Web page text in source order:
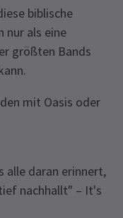
biblische
nur als eine
größten Bands
mit Oasis oder
alle daran erinnert,
nachhallt" – It's